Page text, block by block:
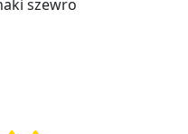
szewro